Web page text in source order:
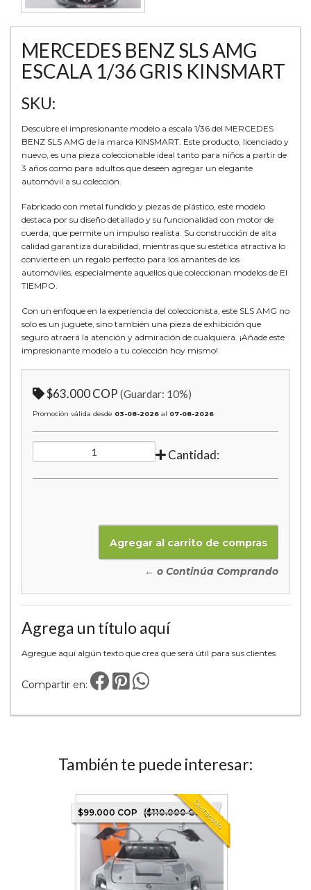
MERCEDES BENZ SLS AMG
ESCALA 1/36 GRIS KINSMART
SKU:
Descubre el impresionante modelo a escala 1/36 del MERCEDES
BENZ SLS AMG de la marca KINSMART. Este producto, licenciado y
nuevo, es una pieza coleccionable ideal tanto para niños a partir de
3 años como para adultos que deseen agregar un elegante
automóvil a su colección.
Fabricado con metal fundido y piezas de plástico, este modelo
destaca por su diseño detallado y su funcionalidad con motor de
cuerda, que permite un impulso realista. Su construcción de alta
calidad garantiza durabilidad, mientras que su estética atractiva lo
convierte en un regalo perfecto para los amantes de los
automóviles, especialmente aquellos que coleccionan modelos de El
TIEMPO.
Con un enfoque en la experiencia del coleccionista, este SLS AMG no
solo es un juguete, sino también una pieza de exhibición que
seguro atraerá la atención y admiración de cualquiera. ¡Añade este
impresionante modelo a tu colección hoy mismo!
$63.000 COP (Guardar: 10%)
Promoción válida desde 03-08-2026 al 07-08-2026
Cantidad:
← o Continúa Comprando
Agrega un título aquí
Agregue aquí algún texto que crea que será útil para sus clientes
Compartir en:
También te puede interesar:
$99.000 COP ($110.000 COP)
Destacado